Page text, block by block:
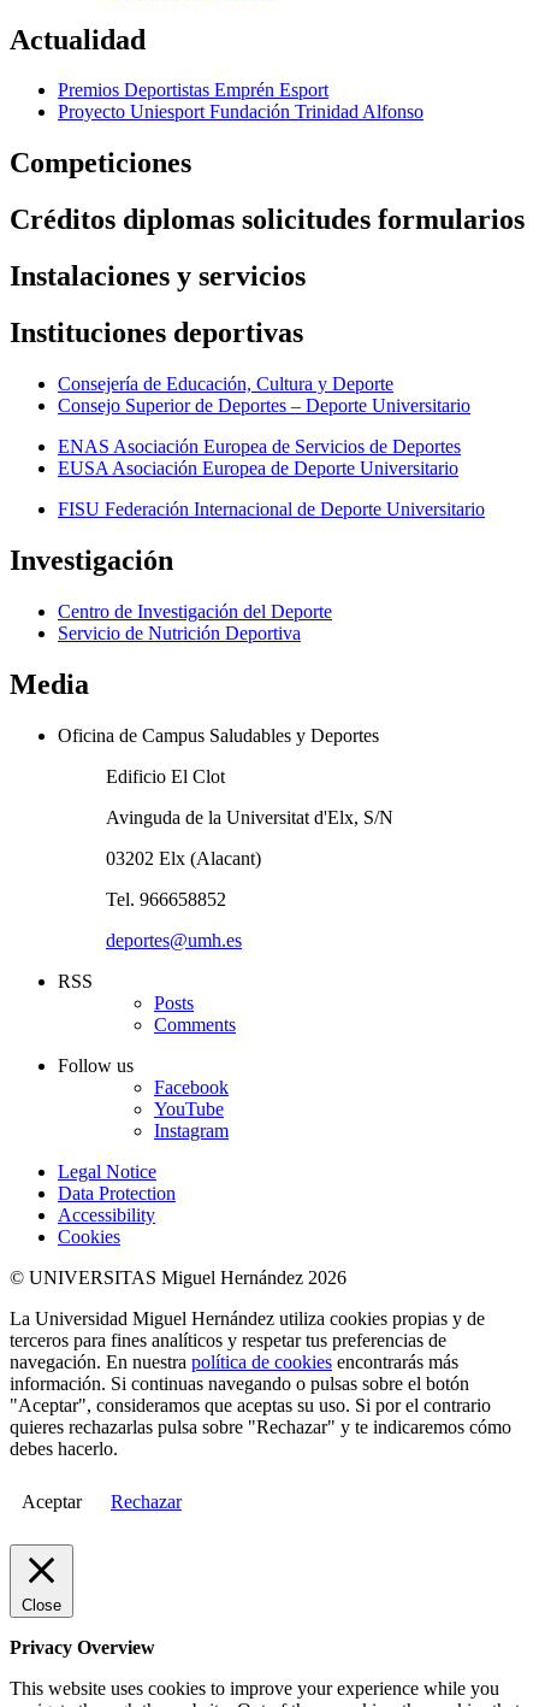
Actualidad
Premios Deportistas Emprén Esport
Proyecto Uniesport Fundación Trinidad Alfonso
Competiciones
Créditos diplomas solicitudes formularios
Instalaciones y servicios
Instituciones deportivas
Consejería de Educación, Cultura y Deporte
Consejo Superior de Deportes – Deporte Universitario
ENAS Asociación Europea de Servicios de Deportes
EUSA Asociación Europea de Deporte Universitario
FISU Federación Internacional de Deporte Universitario
Investigación
Centro de Investigación del Deporte
Servicio de Nutrición Deportiva
Media
Oficina de Campus Saludables y Deportes
Edificio El Clot
Avinguda de la Universitat d'Elx, S/N
03202 Elx (Alacant)
Tel. 966658852
deportes@umh.es
RSS
Posts
Comments
Follow us
Facebook
YouTube
Instagram
Legal Notice
Data Protection
Accessibility
Cookies
© UNIVERSITAS Miguel Hernández 2026
La Universidad Miguel Hernández utiliza cookies propias y de
terceros para fines analíticos y respetar tus preferencias de
navegación. En nuestra política de cookies encontrarás más
información. Si continuas navegando o pulsas sobre el botón
"Aceptar", consideramos que aceptas su uso. Si por el contrario
quieres rechazarlas pulsa sobre "Rechazar" y te indicaremos cómo
debes hacerlo.
Aceptar Rechazar
Close
Privacy Overview
This website uses cookies to improve your experience while you